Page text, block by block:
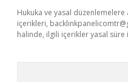
Hukuka ve yasal düzenlemelere
içerikleri,
halinde, ilgili içerikler yasal süre